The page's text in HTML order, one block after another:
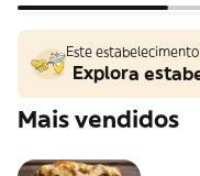
Este
Explora
Mais vendidos